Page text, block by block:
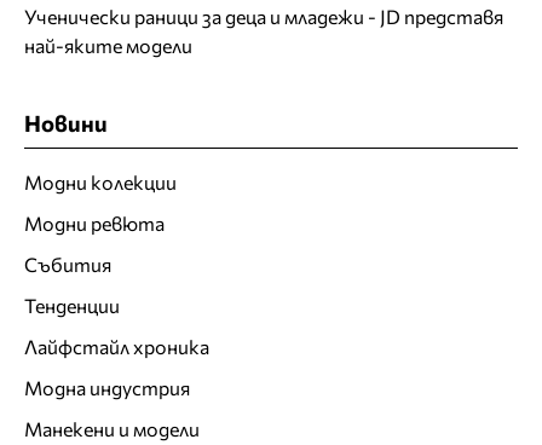
Ученически раници за деца и младежи - JD представя
най-яките модели
Новини
Модни колекции
Модни ревюта
Събития
Тенденции
Лайфстайл хроника
Модна индустрия
Манекени и модели